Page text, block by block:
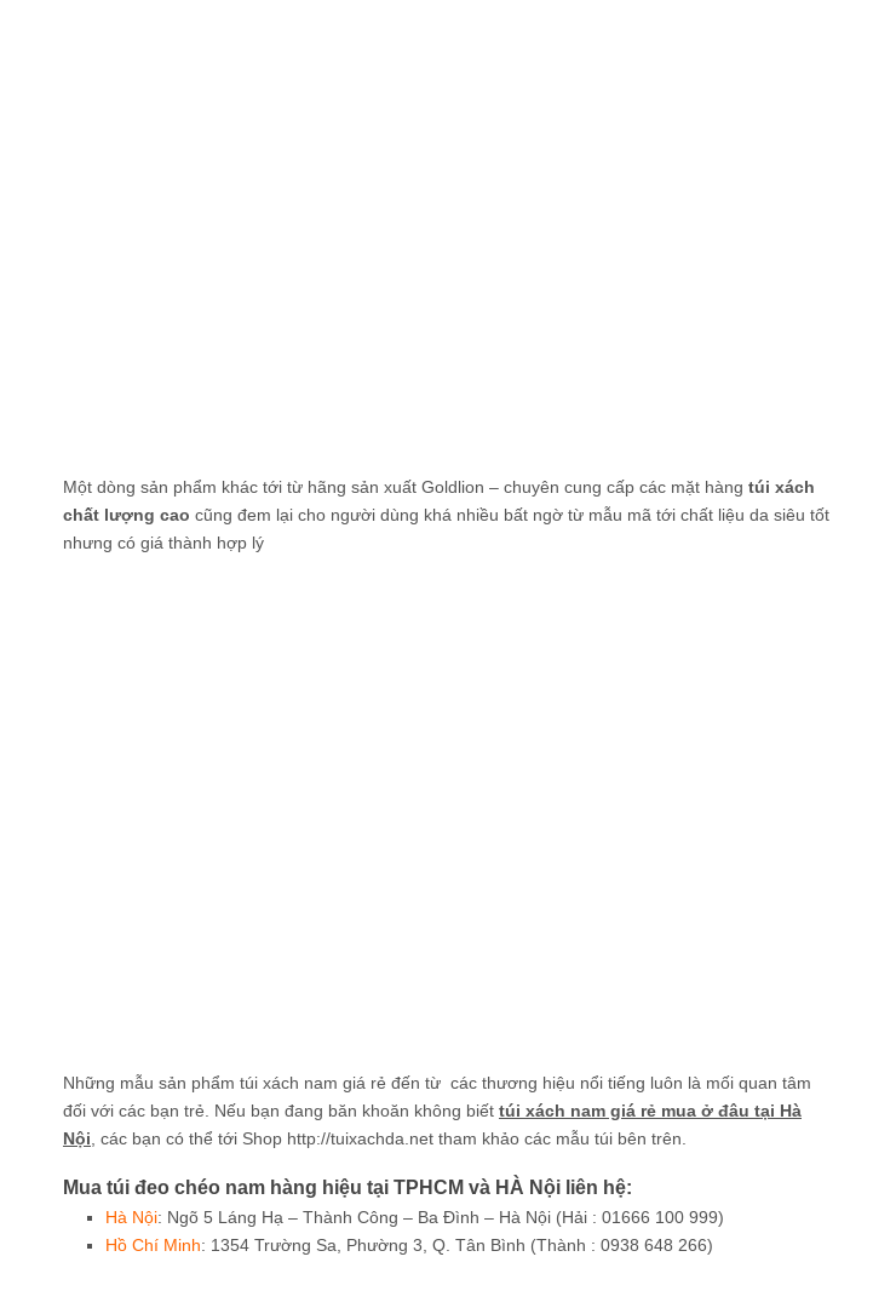
Một dòng sản phẩm khác tới từ hãng sản xuất Goldlion – chuyên cung cấp các mặt hàng túi xách
chất lượng cao cũng đem lại cho người dùng khá nhiều bất ngờ từ mẫu mã tới chất liệu da siêu tốt
nhưng có giá thành hợp lý
Những mẫu sản phẩm túi xách nam giá rẻ đến từ các thương hiệu nổi tiếng luôn là mối quan tâm
đối với các bạn trẻ. Nếu bạn đang băn khoăn không biết túi xách nam giá rẻ mua ở đâu tại Hà
Nội , các bạn có thể tới Shop http://tuixachda.net tham khảo các mẫu túi bên trên.
Mua túi đeo chéo nam hàng hiệu tại TPHCM và HÀ Nội liên hệ:
Hà Nội: Ngõ 5 Láng Hạ – Thành Công – Ba Đình – Hà Nội (Hải : 01666 100 999)
Hồ Chí Minh: 1354 Trường Sa, Phường 3, Q. Tân Bình (Thành : 0938 648 266)